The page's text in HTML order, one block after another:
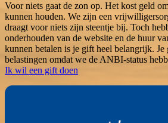
Voor niets gaat de zon op. Het kost geld
kunnen houden. We zijn een
draagt voor niets zijn steentje bij. Toch
onderhouden van de website en de huur
kunnen betalen is je gift heel belangrijk.
belastingen omdat we de ANBI-status
Ik wil een gift doen